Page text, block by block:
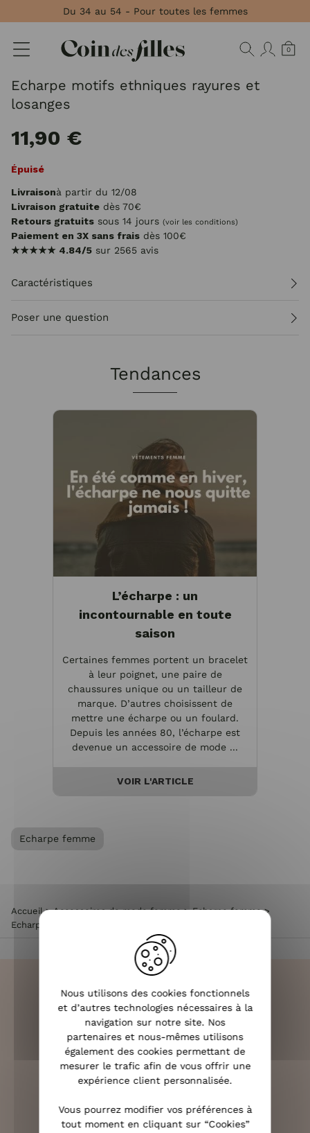
Du 34 au 54 - Pour toutes les femmes
0
Echarpe motifs ethniques rayures et
losanges
11,90 €
Épuisé
Livraisonà partir du 12/08
Livraison gratuite dès 70€
Retours gratuits sous 14 jours (voir les conditions)
Paiement en 3X sans frais dès 100€
★★★★★ 4.84/5 sur 2565 avis
Caractéristiques
Poser une question
Tendances
L’écharpe : un
incontournable en toute
saison
Certaines femmes portent un bracelet
à leur poignet, une paire de
chaussures unique ou un tailleur de
marque. D’autres choisissent de
mettre une écharpe ou un foulard.
Depuis les années 80, l’écharpe est
devenue un accessoire de mode ...
VOIR L'ARTICLE
Echarpe femme
Accueil >Accessoires de mode femme >Echarpe femme >
Echarpe motifs ethniques rayures et losanges
LIVRAISON RAPIDE
OFFERTE DÈS 70€
RETOURS SOUS 14 JOURS
(VOIR LES CONDITIONS)
Panneau de gestion des cookies
Nous utilisons des cookies fonctionnels
et d’autres technologies nécessaires à la
navigation sur notre site. Nos
partenaires et nous-mêmes utilisons
également des cookies permettant de
mesurer le trafic afin de vous offrir une
expérience client personnalisée.
Vous pourrez modifier vos préférences à
tout moment en cliquant sur “Cookies”